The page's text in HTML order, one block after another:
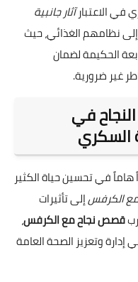
في الاعتبارآثار جانبية
نظامهم الغذائي، حيث
الحكيمة لضمان
غير ضرورية.
في
السكري
هاماً في تحسين حياة الكثير
الكرفسإلى تأثيرات
قصص نجاح مع الكرفس،
إدارة وتعزيز الصحة العامة